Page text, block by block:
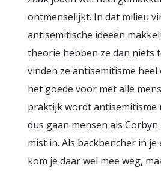
ontmenselijkt. In dat milieu
antisemitische ideeën
theorie hebben ze dan niets
vinden ze antisemitisme heel
het goede voor met alle
praktijk wordt antisemitisme
dus gaan mensen als
mist in. Als backbencher in
kom je daar wel mee weg,